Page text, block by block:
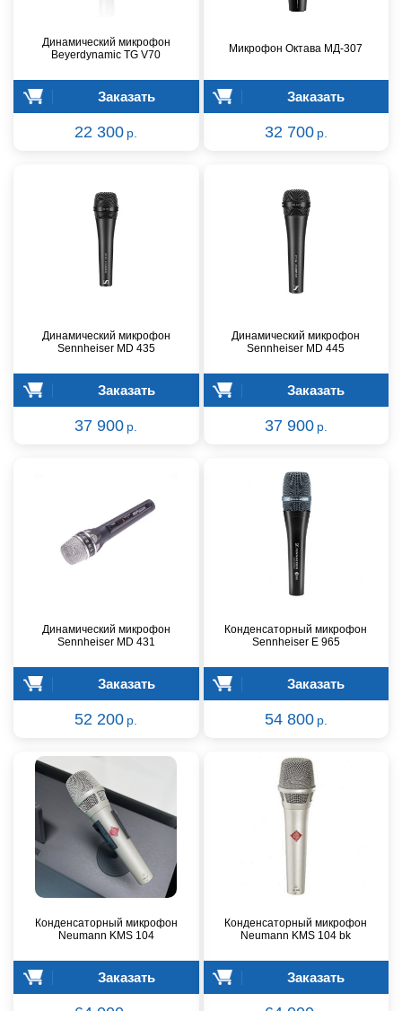
Динамический микрофон
Beyerdynamic TG V70
Заказать
22 300 р.
Микрофон Октава МД-307
Заказать
32 700 р.
Динамический микрофон
Sennheiser MD 435
Заказать
37 900 р.
Динамический микрофон
Sennheiser MD 445
Заказать
37 900 р.
Динамический микрофон
Sennheiser MD 431
Заказать
52 200 р.
Конденсаторный микрофон
Sennheiser E 965
Заказать
54 800 р.
Конденсаторный микрофон
Neumann KMS 104
Заказать
Конденсаторный микрофон
Neumann KMS 104 bk
Заказать